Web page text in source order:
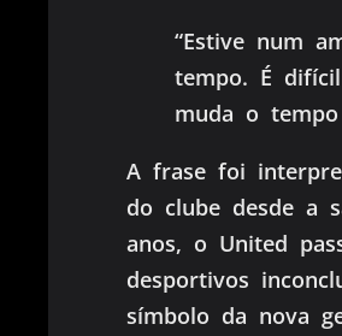
“Estive num
tempo. É
muda o
A frase foi
do clube desde a
anos, o United
desportivos
símbolo da nova